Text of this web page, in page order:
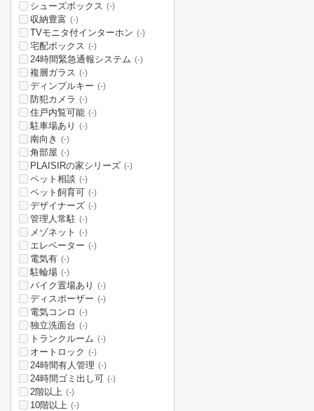
シューズボックス (-)
収納豊富 (-)
TVモニタ付インターホン (-)
宅配ボックス (-)
24時間緊急通報システム (-)
複層ガラス (-)
ディンプルキー (-)
防犯カメラ (-)
住戸内覧可能 (-)
駐車場あり (-)
南向き (-)
角部屋 (-)
PLAISIRの家シリーズ (-)
ペット相談 (-)
ペット飼育可 (-)
デザイナーズ (-)
管理人常駐 (-)
メゾネット (-)
エレベーター (-)
電気有 (-)
駐輪場 (-)
バイク置場あり (-)
ディスポーザー (-)
電気コンロ (-)
独立洗面台 (-)
トランクルーム (-)
オートロック (-)
24時間有人管理 (-)
24時間ゴミ出し可 (-)
2階以上 (-)
10階以上 (-)